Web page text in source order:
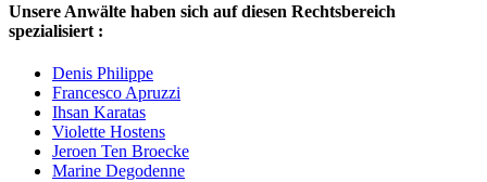
Unsere Anwälte haben sich auf diesen Rechtsbereich
spezialisiert :
Denis Philippe
Francesco Apruzzi
Ihsan Karatas
Violette Hostens
Jeroen Ten Broecke
Marine Degodenne